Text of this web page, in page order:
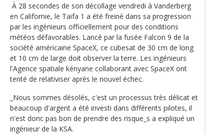
À 28 secondes de son décollage vendredi à Vanderberg
en Californie, le Taifa 1 a été freiné dans sa progression
par les ingénieurs officiellement pour des conditions
météos défavorables. Lancé par la fusée Falcon 9 de la
société américaine SpaceX, ce cubesat de 30 cm de long
et 10 cm de large doit observer la terre. Les ingénieurs
l'Agence spatiale kényane collaborant avec SpaceX ont
tenté de relativiser après le nouvel échec.
_Nous sommes désolés, c'est un processus très délicat et
beaucoup d'argent a été investi dans différents pilotes, il
n'est donc pas bon de prendre des risque_s a expliqué un
ingénieur de la KSA.